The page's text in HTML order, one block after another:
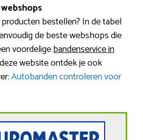
bestellen? In de tabel
de beste webshops die
voordeligebandenservice in
website ontdek je ook
Autobanden controleren voor